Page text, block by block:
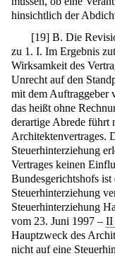
hinsichtlich der
[19] B. Die
zu 1. I. Im Ergebnis
Wirksamkeit des
Unrecht auf den
mit dem Auftraggeber
das heißt ohne
derartige Abrede führt
Architektenvertrages.
Steuerhinterziehung
Vertrages keinen
Bundesgerichtshofs
Steuerhinterziehung
Steuerhinterziehung
vom 23. Juni 1997 – II
Hauptzweck des
nicht auf eine